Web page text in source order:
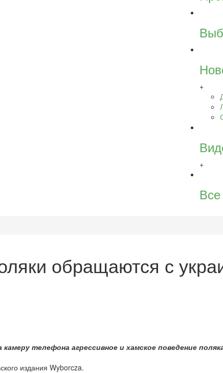
+
+
обращаются с
телефона агрессивное и хамское поведение
издания Wyborcza.